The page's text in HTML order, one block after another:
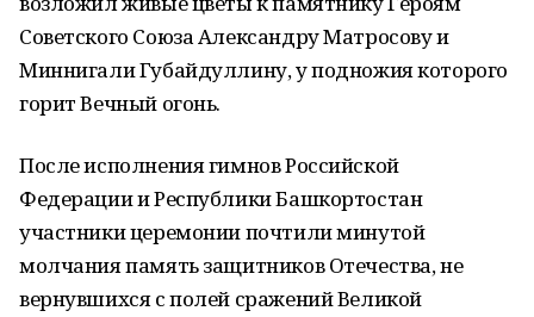
Советского Союза Александру Матросову и
Миннигали Губайдуллину, у подножия которого
горит Вечный огонь.
После исполнения гимнов Российской
Федерации и Республики Башкортостан
участники церемонии почтили минутой
молчания память защитников Отечества, не
вернувшихся с полей сражений Великой